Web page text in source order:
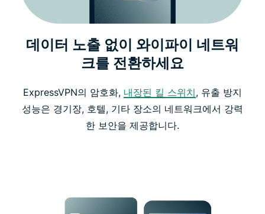
데이터 노출 없이 와이파이 네트워
크를 전환하세요
ExpressVPN의 암호화, 내장된 킬 스위치, 유출 방지
성능은 경기장, 호텔, 기타 장소의 네트워크에서 강력
한 보안을 제공합니다.